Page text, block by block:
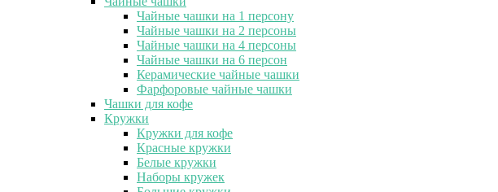
Чайные чашки на 1 персону
Чайные чашки на 2 персоны
Чайные чашки на 4 персоны
Чайные чашки на 6 персон
Керамические чайные чашки
Фарфоровые чайные чашки
Чашки для кофе
Кружки
Кружки для кофе
Красные кружки
Белые кружки
Наборы кружек